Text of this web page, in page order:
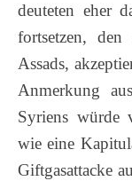
deuteten eher
fortsetzen,
Assads,
Anmerkung
Syriens würde
wie eine
Giftgasattacke